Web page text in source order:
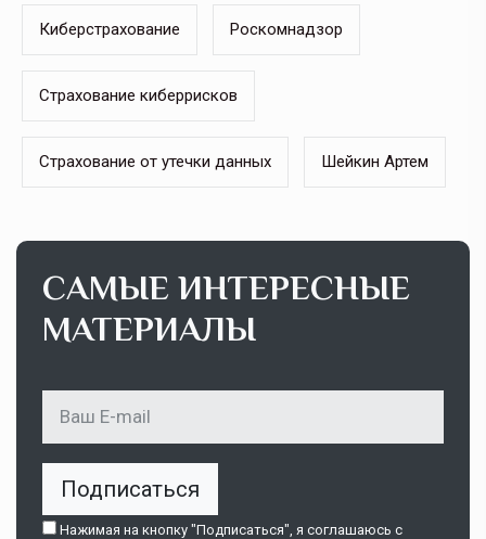
Киберстрахование Роскомнадзор
Страхование киберрисков
Страхование от утечки данных Шейкин Артем
САМЫЕ ИНТЕРЕСНЫЕ
МАТЕРИАЛЫ
Подписаться
Нажимая на кнопку "Подписаться", я соглашаюсь c